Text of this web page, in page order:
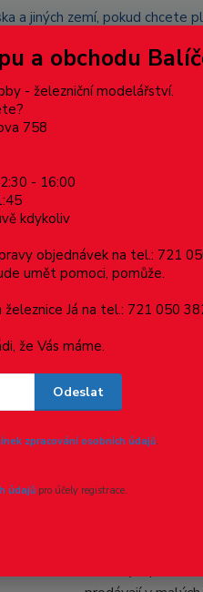
a jiných zemí, pokud
zaslána znovu s opětovnou
objednávky.
Profily hranoly
610 mm v druhé
varianty a
a obchodu
- železniční modelářství.
758
- 16:00
kdykoliv
objednávek na tel.: 721
umět pomoci, pomůže.
Já na tel.: 721 050
že Vás máme.
Odeslat
zpracování osobních údajů.
údajůpro účely registrace.